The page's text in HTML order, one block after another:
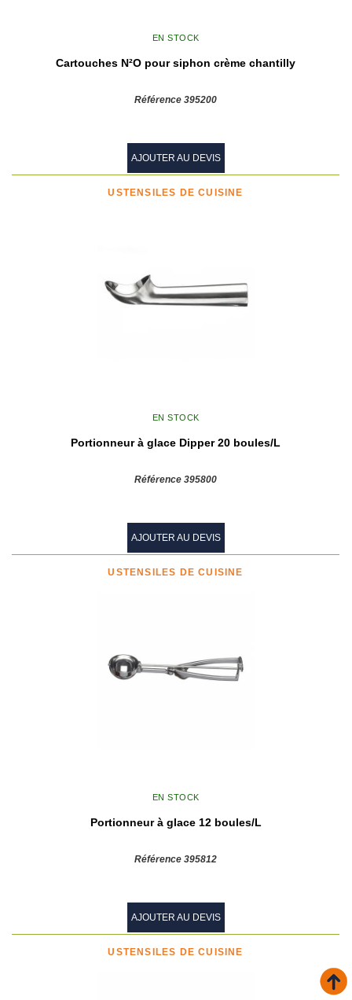
EN STOCK
Cartouches N²O pour siphon crème chantilly
Référence 395200
AJOUTER AU DEVIS
USTENSILES DE CUISINE
EN STOCK
Portionneur à glace Dipper 20 boules/L
Référence 395800
AJOUTER AU DEVIS
USTENSILES DE CUISINE
EN STOCK
Portionneur à glace 12 boules/L
Référence 395812
AJOUTER AU DEVIS
USTENSILES DE CUISINE